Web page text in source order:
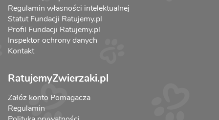
Regulamin własności intelektualnej
Statut Fundacji Ratujemy.pl
Profil Fundacji Ratujemy.pl
Inspektor ochrony danych
Kontakt
RatujemyZwierzaki.pl
Załóż konto Pomagacza
Regulamin